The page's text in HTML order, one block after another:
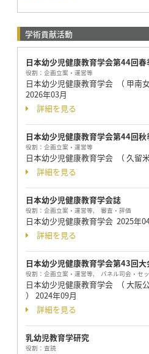
学術貢献活動
日本幼少児健康教育学会第44回
役割： 企画立案・運営等
日本幼少児健康教育学会 （ 甲南
2026年03月
詳細を見る
日本幼少児健康教育学会第44回
役割： 企画立案・運営等
日本幼少児健康教育学会 （ 久留米
詳細を見る
日本幼少児健康教育学会誌
役割： 企画立案・運営等, 審査・評価
日本幼少児健康教育学会 2025年
詳細を見る
日本幼少児健康教育学会第43回大
役割： 企画立案・運営等, パネル司会・セ
日本幼少児健康教育学会 （ 大阪
） 2024年09月
詳細を見る
乳幼児教育学研究
役割： 査読